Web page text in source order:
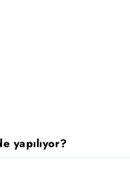
yapılıyor?